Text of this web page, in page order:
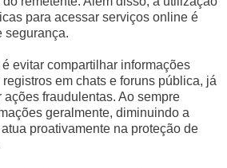
para acessar serviços online é
segurança.
evitar compartilhar informações
em chats e foruns pública, já
fraudulentas. Ao sempre
geralmente, diminuindo a
proativamente na proteção de